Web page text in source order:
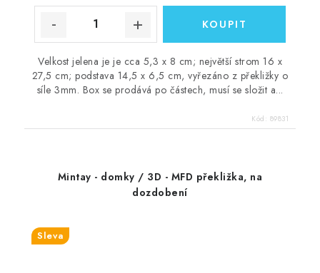
Velkost jelena je je cca 5,3 x 8 cm; největší strom 16 x
27,5 cm; podstava 14,5 x 6,5 cm, vyřezáno z překližky o
síle 3mm. Box se prodává po částech, musí se složit a...
Kód: 89831
Mintay - domky / 3D - MFD překližka, na
dozdobení
Sleva